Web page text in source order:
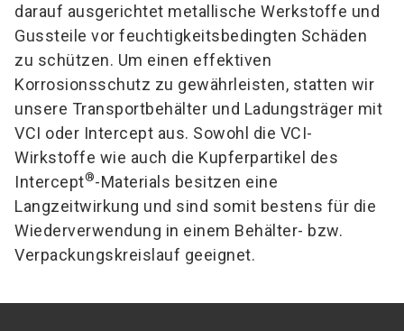
darauf ausgerichtet metallische Werkstoffe und
Gussteile vor feuchtigkeitsbedingten Schäden
zu schützen. Um einen effektiven
Korrosionsschutz zu gewährleisten, statten wir
unsere Transportbehälter und Ladungsträger mit
VCI oder Intercept aus. Sowohl die VCI-
Wirkstoffe wie auch die Kupferpartikel des
Intercept®-Materials besitzen eine
Langzeitwirkung und sind somit bestens für die
Wiederverwendung in einem Behälter- bzw.
Verpackungskreislauf geeignet.